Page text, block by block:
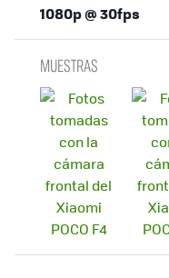
1080p @ 30fps
MUESTRAS